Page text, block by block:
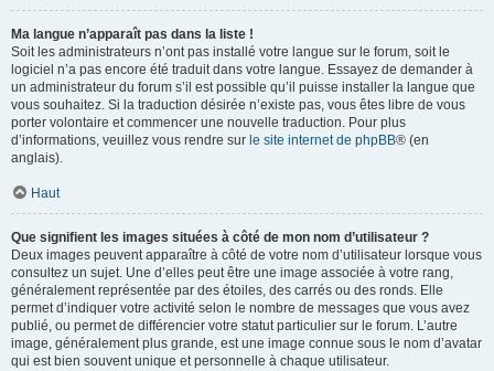
Ma langue n’apparaît pas dans la liste !
Soit les administrateurs n’ont pas installé votre langue sur le forum, soit le
logiciel n’a pas encore été traduit dans votre langue. Essayez de demander à
un administrateur du forum s’il est possible qu’il puisse installer la langue que
vous souhaitez. Si la traduction désirée n’existe pas, vous êtes libre de vous
porter volontaire et commencer une nouvelle traduction. Pour plus
d’informations, veuillez vous rendre sur le site internet de phpBB® (en
anglais).
Haut
Que signifient les images situées à côté de mon nom d’utilisateur ?
Deux images peuvent apparaître à côté de votre nom d’utilisateur lorsque vous
consultez un sujet. Une d’elles peut être une image associée à votre rang,
généralement représentée par des étoiles, des carrés ou des ronds. Elle
permet d’indiquer votre activité selon le nombre de messages que vous avez
publié, ou permet de différencier votre statut particulier sur le forum. L’autre
image, généralement plus grande, est une image connue sous le nom d’avatar
qui est bien souvent unique et personnelle à chaque utilisateur.